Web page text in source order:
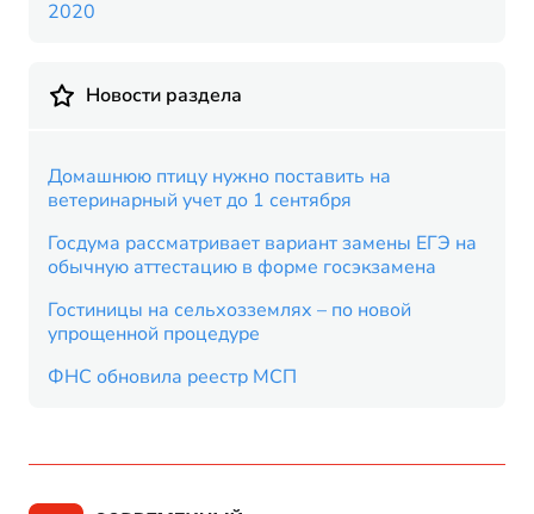
2020
Новости раздела
Домашнюю птицу нужно поставить на
ветеринарный учет до 1 сентября
Госдума рассматривает вариант замены ЕГЭ на
обычную аттестацию в форме госэкзамена
Гостиницы на сельхозземлях – по новой
упрощенной процедуре
ФНС обновила реестр МСП